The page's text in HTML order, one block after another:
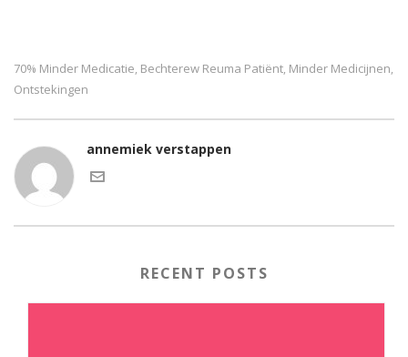
70% Minder Medicatie, Bechterew Reuma Patiënt, Minder Medicijnen,
Ontstekingen
annemiek verstappen
RECENT POSTS